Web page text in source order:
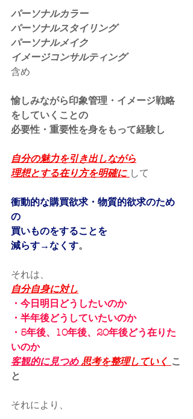
パーソナルカラー
パーソナルスタイリング
パーソナルメイク
イメージコンサルティング
含め
愉しみながら印象管理・イメージ戦略
をしていくことの
必要性・重要性を身をもって経験し
自分の魅力を引き出しながら
理想とする在り方を明確に して
衝動的な購買欲求・物質的欲求のため
の
買いものをすることを
減らす→なくす。
それは、
自分自身に対し
・今日明日どうしたいのか
・半年後どうしていたいのか
・5年後、10年後、20年後どう在りた
いのか
客観的に見つめ 思考を整理していく こ
と
それにより、